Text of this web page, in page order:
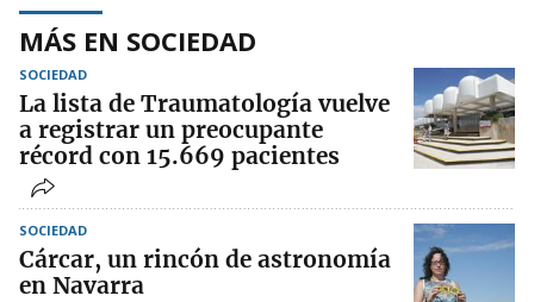
MÁS EN SOCIEDAD
SOCIEDAD
La lista de Traumatología vuelve
a registrar un preocupante
récord con 15.669 pacientes
SOCIEDAD
Cárcar, un rincón de astronomía
en Navarra